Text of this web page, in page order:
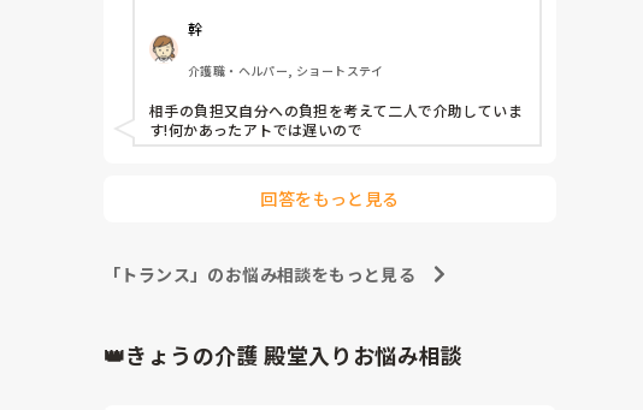
うになりました。
成功例ばかりではなく、色々試しても変わらないと言う
こともありますので、一つ参考までにと思いお返事致し
ました。
そのような積み重ねで、その方が後ろに強く引っ張る行
為や体に力が入ると行為がなくなれば、だいぶし易いか
40キロ未満の利用者なのですが、落下や職員の腰痛の
原因にもなりえると思うのですが心配しすぎでしょう
幹
介護職・ヘルパー, ショートステイ
相手の負担又自分への負担を考えて二人で介助していま
す!何かあったアトでは遅いので
回答をもっと見る
「トランス」のお悩み相談をもっと見る
👑きょうの介護 殿堂入りお悩み相談